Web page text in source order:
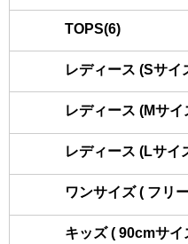
TOPS(6)
レディース (Sサ
レディース (Mサ
レディース (Lサ
ワンサイズ ( フリ
キッズ ( 90cmサ